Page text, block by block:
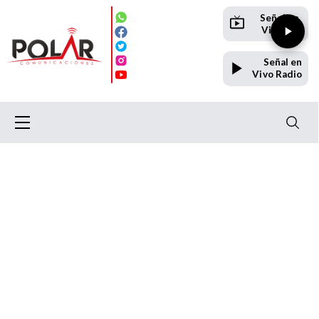
Señal en
Vivo TV
Señal en
Vivo Radio